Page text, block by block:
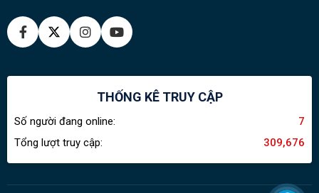
THỐNG KÊ TRUY CẬP
Số người đang online:
7
Tổng lượt truy cập:
309,676